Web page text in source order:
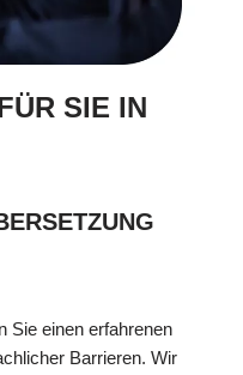
SIE IN
Sie einen erfahrenen
Barrieren. Wir